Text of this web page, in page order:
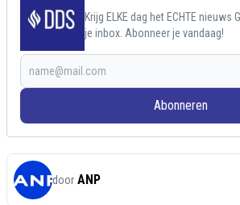
Krijg ELKE dag het ECHTE nieuws
je inbox. Abonneer je vandaag!
Abonneren
door ANP